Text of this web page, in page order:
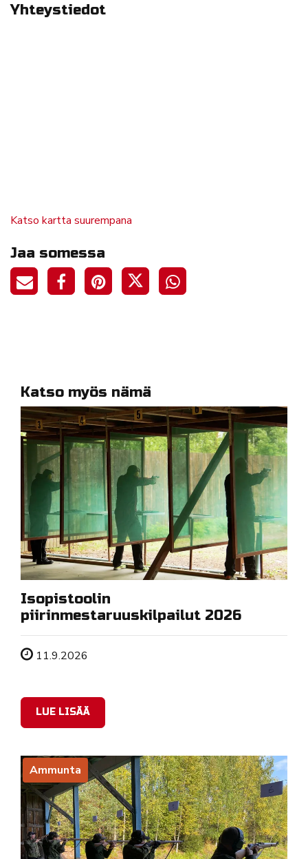
Yhteystiedot
Katso kartta suurempana
Jaa somessa
Katso myös nämä
Isopistoolin
piirinmestaruuskilpailut 2026
Tapahtuman ajankohta
11.9.2026
LUE LISÄÄ
Ammunta